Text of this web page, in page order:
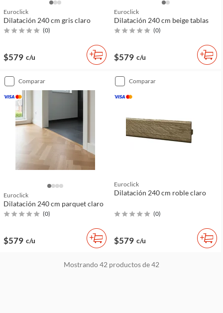
Euroclick
Dilatación 240 cm gris claro
(0)
$579 c/u
Euroclick
Dilatación 240 cm beige tablas
(0)
$579 c/u
comparar
Euroclick
Dilatación 240 cm parquet claro
(0)
$579 c/u
comparar
Euroclick
Dilatación 240 cm roble claro
(0)
$579 c/u
Mostrando42 productos de42